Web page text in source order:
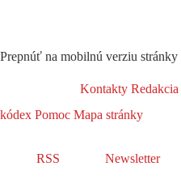
Prepnúť na mobilnú verziu stránky
Kontakty Redakcia
kódex Pomoc Mapa stránky
RSS Newsletter